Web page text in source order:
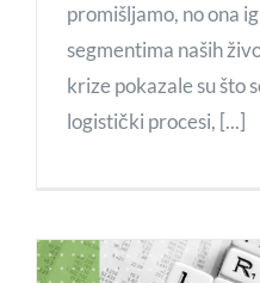
promišljamo, no ona
segmentima naših
krize pokazale su što
logistički procesi, [...]